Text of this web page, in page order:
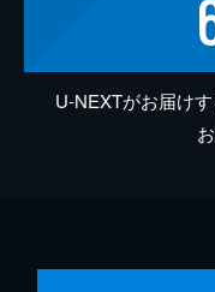
U-NEXTがお届け